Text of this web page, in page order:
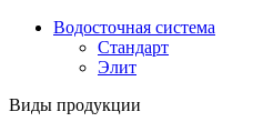
Водосточная система
Стандарт
Элит
Виды продукции